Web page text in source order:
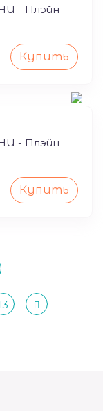
- Плэйн
Купить
- Плэйн
Купить